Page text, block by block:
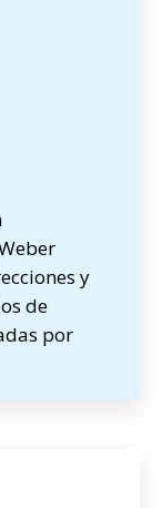
y
de
por